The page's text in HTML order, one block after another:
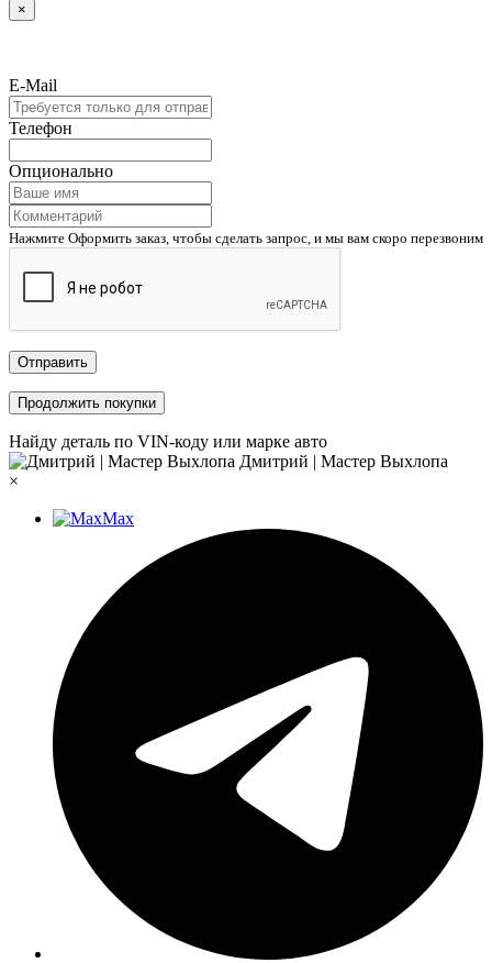
×
E-Mail
Телефон
Опционально
Нажмите Оформить заказ, чтобы сделать запрос, и мы вам скоро перезвоним
Отправить
Продолжить покупки
Найду деталь по VIN-коду или марке авто
Дмитрий | Мастер Выхлопа
×
Max